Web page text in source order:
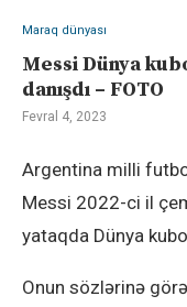
Maraq dünyası
Messi Dünya
danışdı – FOTO
Fevral 4, 2023
Argentina milli
Messi 2022-ci il
yataqda Dünya
Onun sözlərinə